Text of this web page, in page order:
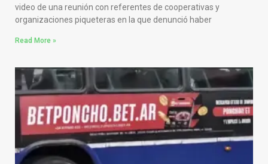
video de una reunión con referentes de cooperativas y
organizaciones piqueteras en la que denunció haber
Read More »